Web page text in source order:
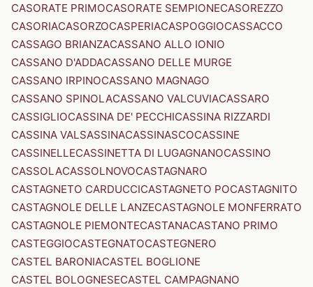
CASORATE PRIMOCASORATE SEMPIONECASOREZZO
CASORIACASORZOCASPERIACASPOGGIOCASSACCO
CASSAGO BRIANZACASSANO ALLO IONIO
CASSANO D'ADDACASSANO DELLE MURGE
CASSANO IRPINOCASSANO MAGNAGO
CASSANO SPINOLACASSANO VALCUVIACASSARO
CASSIGLIOCASSINA DE' PECCHICASSINA RIZZARDI
CASSINA VALSASSINACASSINASCOCASSINE
CASSINELLECASSINETTA DI LUGAGNANOCASSINO
CASSOLACASSOLNOVOCASTAGNARO
CASTAGNETO CARDUCCICASTAGNETO POCASTAGNITO
CASTAGNOLE DELLE LANZECASTAGNOLE MONFERRATO
CASTAGNOLE PIEMONTECASTANACASTANO PRIMO
CASTEGGIOCASTEGNATOCASTEGNERO
CASTEL BARONIACASTEL BOGLIONE
CASTEL BOLOGNESECASTEL CAMPAGNANO